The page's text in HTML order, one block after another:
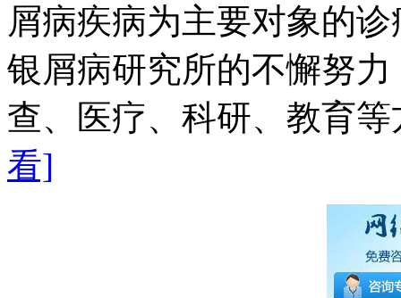
屑病疾病为主要对象的
银屑病研究所的不懈努
查、医疗、科研、教育
看]